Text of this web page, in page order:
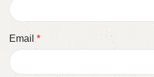
Email *